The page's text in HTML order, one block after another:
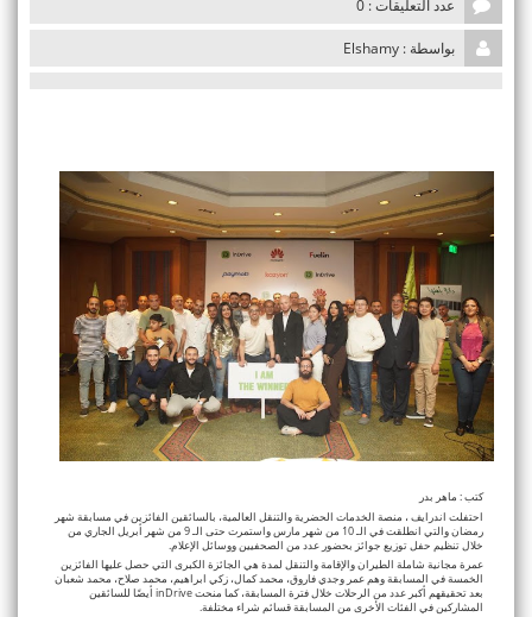
عدد التعليقات : 0
بواسطة : Elshamy
كتب : ماهر بدر
احتفلت اندرايف ، منصة الخدمات الحضرية والتنقل العالمية، بالسائقين الفائزين في مسابقة شهر
رمضان والتي انطلقت في الـ 10 من شهر مارس واستمرت حتى الـ 9 من شهر أبريل الجاري من
خلال تنظيم حفل توزيع جوائز بحضور عدد من الصحفيين ووسائل الإعلام.
عمرة مجانية شاملة الطيران والإقامة والتنقل لمدة هي الجائزة الكبرى التي حصل عليها الفائزين
الخمسة في المسابقة وهم عمر وجدي فاروق، محمد كمال، زكي ابراهيم، محمد صلاح، محمد شعبان
بعد تحقيقهم أكبر عدد من الرحلات خلال فترة المسابقة، كما منحت inDrive أيضًا للسائقين
المشاركين في الفئات الأخرى من المسابقة قسائم شراء مختلفة.